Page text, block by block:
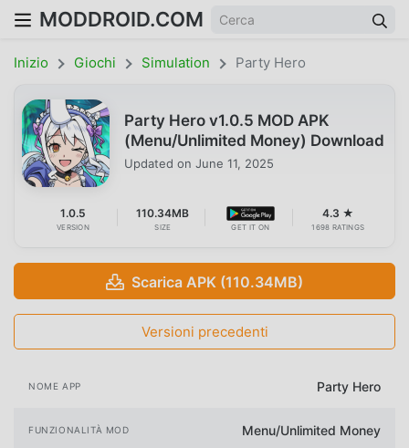
MODDROID.COM
Inizio Giochi Simulation Party Hero
Party Hero v1.0.5 MOD APK
(Menu/Unlimited Money) Download
Updated on June 11, 2025
1.0.5
VERSION
110.34MB
SIZE GET IT ON
4.3 ★
1698 RATINGS
Scarica APK (110.34MB)
Versioni precedenti
NOME APP Party Hero
FUNZIONALITÀ MOD Menu/Unlimited Money